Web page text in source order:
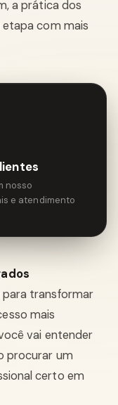
a prática dos
com mais
nosso
e atendimento
transformar
mais
vai entender
procurar um
certo em